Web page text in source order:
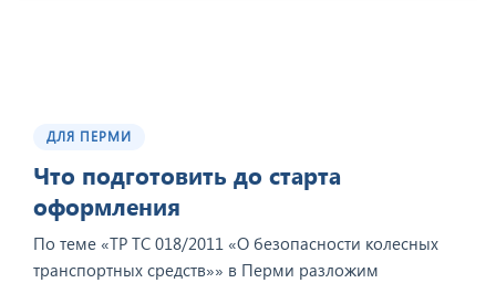
ДЛЯ ПЕРМИ
Что подготовить до старта
оформления
По теме «ТР ТС 018/2011 «О безопасности колесных
транспортных средств»» в Перми разложим